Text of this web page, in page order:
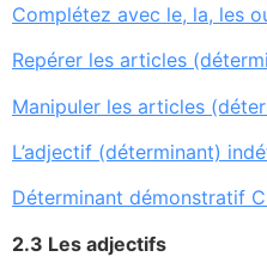
Complétez avec le, la, les
Repérer les articles
Manipuler les articles
L’adjectif (déterminant)
Déterminant démonstratif
2.3 Les adjectifs